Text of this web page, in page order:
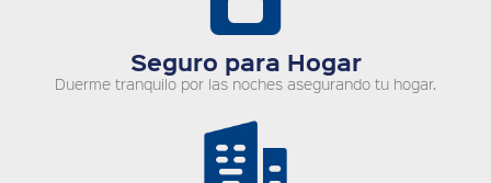
Seguro para Hogar
Duerme tranquilo por las noches asegurando tu hogar.